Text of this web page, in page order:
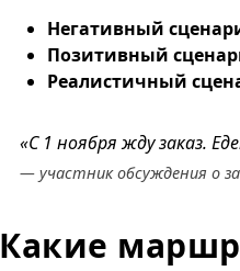
Негативный
Позитивный
Реалистичный
«С 1 ноября жду заказ.
— участник обсуждения о
Какие